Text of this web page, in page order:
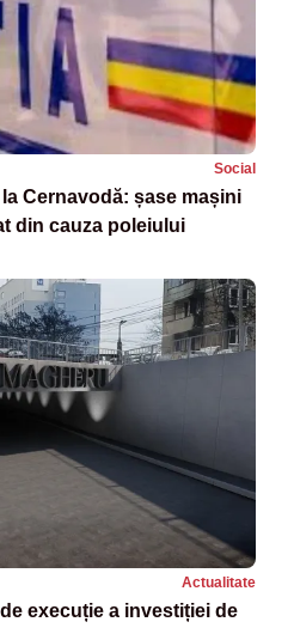
Social
Cernavodă: șase mașini
din cauza poleiului
Actualitate
execuție a investiției de